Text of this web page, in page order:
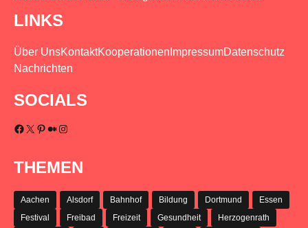
LINKS
Über UnsKontaktKooperationen ImpressumDatenschutz
Nachrichten
SOCIALS
Facebook
X Pinterest
Medium
Instagram
THEMEN
Aachen Alsdorf Bahnhof Bildung Dortmund
Essen
Festival
Freibad Freizeit Gesundheit Herzogenrath